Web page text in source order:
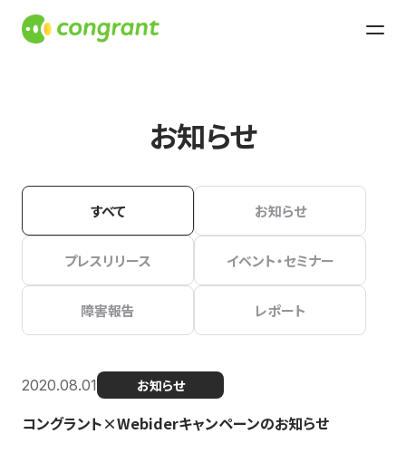
お知らせ
すべて お知らせ
プレスリリース イベント・セミナー
障害報告 レポート
2020.08.01 お知らせ
コングラント×Webiderキャンペーンのお知らせ